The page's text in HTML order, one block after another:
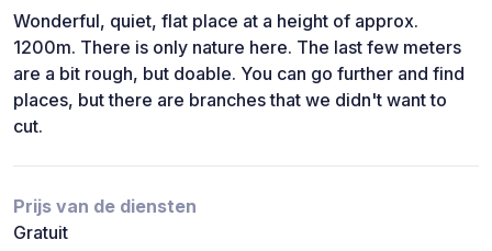
Wonderful, quiet, flat place at a height of approx.
1200m. There is only nature here. The last few meters
are a bit rough, but doable. You can go further and find
places, but there are branches that we didn't want to
cut.
Prijs van de diensten
Gratuit